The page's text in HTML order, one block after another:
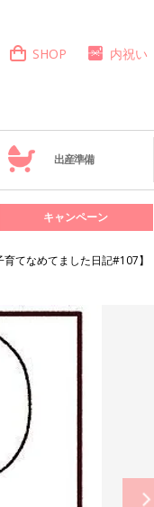
SHOP 内祝い
出産準備
キャンペーン
てなめてました日記#107】